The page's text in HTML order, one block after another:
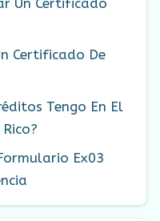
Certificado De
Tengo En El
Ex03